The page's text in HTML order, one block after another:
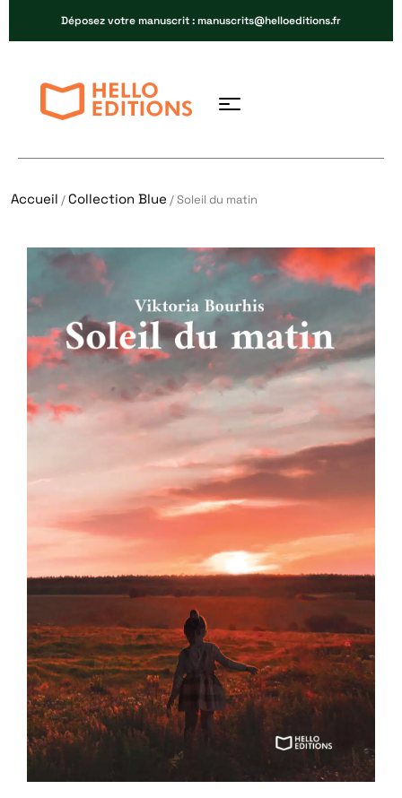
Déposez votre manuscrit : manuscrits@helloeditions.fr
Accueil /Collection Blue / Soleil du matin